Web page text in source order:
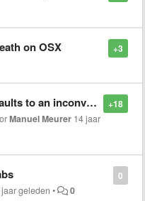
+3
on OSX
+18
location for the save dialog
Manuel Meurer 14 jaar
0
geleden • 0